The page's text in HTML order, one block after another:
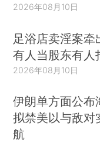
2026年08月10日
足浴店卖淫案牵
有人当股东有人
2026年08月10日
伊朗单方面公布
拟禁美以与敌对
航